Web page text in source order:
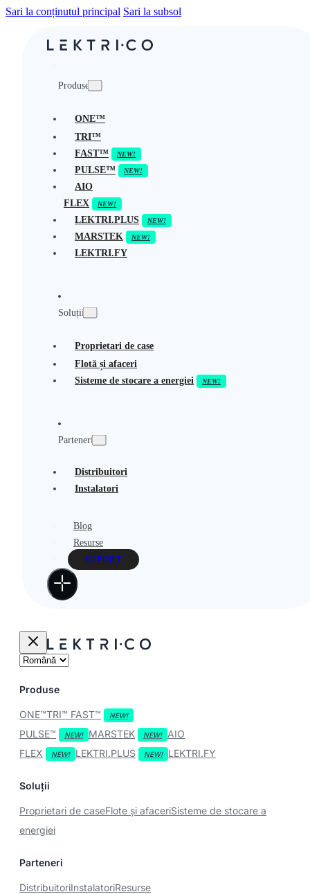
Sari la conținutul principal Sari la subsol
Produse
ONE™
TRI™
FAST™
PULSE™
AIO
FLEX
LEKTRI.PLUS
MARSTEK
LEKTRI.FY
Soluții
Proprietari de case
Flotă și afaceri
Sisteme de stocare a energiei
Parteneri
Distribuitori
Instalatori
Blog
Resurse
SUPORT
Produse
ONE™TRI™ FAST™
PULSE™
MARSTEK
AIO
FLEX
LEKTRI.PLUS LEKTRI.FY
Soluții
Proprietari de caseFlote și afaceriSisteme de stocare a
energiei
Parteneri
DistribuitoriInstalatoriResurse